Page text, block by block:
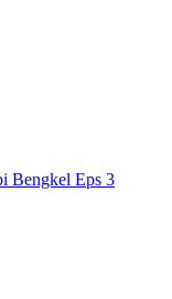
Bengkel Eps 3